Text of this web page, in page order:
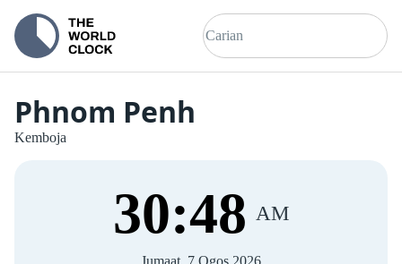
Phnom Penh
Kemboja
30:48 AM
Jumaat, 7 Ogos 2026